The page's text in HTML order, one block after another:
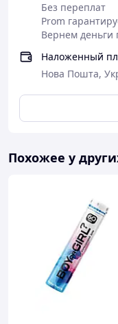
Без переплат
Prom
Вернем деньги
Наложенный
Нова Пошта,
Похожее у